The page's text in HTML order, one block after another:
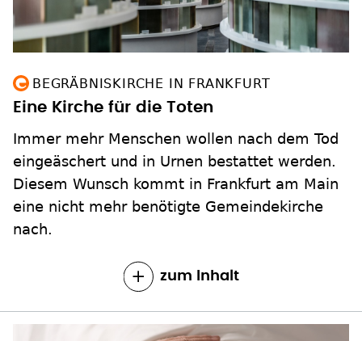
BEGRÄBNISKIRCHE IN FRANKFURT
Eine Kirche für die Toten
Immer mehr Menschen wollen nach dem Tod
eingeäschert und in Urnen bestattet werden.
Diesem Wunsch kommt in Frankfurt am Main
eine nicht mehr benötigte Gemeindekirche
nach.
zum Inhalt